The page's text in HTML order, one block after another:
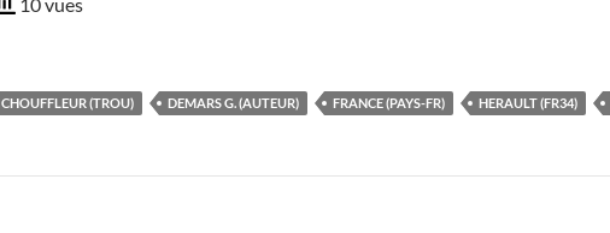
CHOUFFLEUR (TROU) DEMARS G. (AUTEUR) FRANCE (PAYS-FR) HERAULT (FR34)